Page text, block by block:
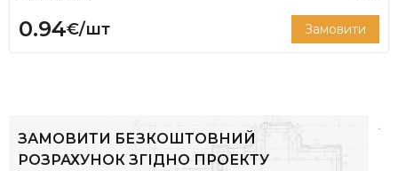
0.94€/шт Замовити
ЗАМОВИТИ БЕЗКОШТОВНИЙ
РОЗРАХУНОК ЗГІДНО ПРОЕКТУ